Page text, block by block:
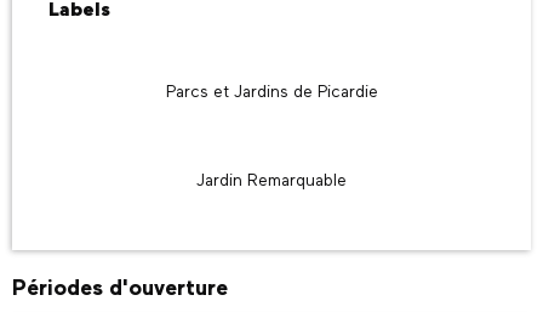
Labels
Labels
Parcs et Jardins de Picardie
Jardin Remarquable
Périodes d'ouverture